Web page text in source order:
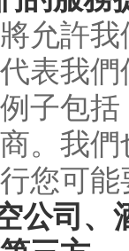
允許
表我
子包
。我
您可
公司、